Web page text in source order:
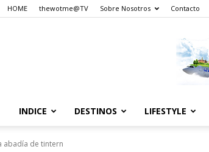
HOME thewotme@TV Sobre Nosotros Contacto
INDICE DESTINOS LIFESTYLE
abadía de tintern